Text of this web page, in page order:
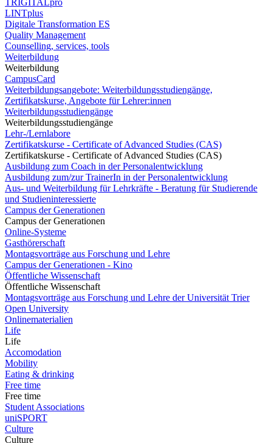
TRIGITALpro
LINTplus
Digitale Transformation ES
Quality Management
Counselling, services, tools
Weiterbildung
Weiterbildung
CampusCard
Weiterbildungsangebote: Weiterbildungsstudiengänge,
Zertifikatskurse, Angebote für Lehrer:innen
Weiterbildungsstudiengänge
Weiterbildungsstudiengänge
Lehr-/Lernlabore
Zertifikatskurse - Certificate of Advanced Studies (CAS)
Zertifikatskurse - Certificate of Advanced Studies (CAS)
Ausbildung zum Coach in der Personalentwicklung
Ausbildung zum/zur TrainerIn in der Personalentwicklung
Aus- und Weiterbildung für Lehrkräfte - Beratung für Studierende
und Studieninteressierte
Campus der Generationen
Campus der Generationen
Online-Systeme
Gasthörerschaft
Montagsvorträge aus Forschung und Lehre
Campus der Generationen - Kino
Öffentliche Wissenschaft
Öffentliche Wissenschaft
Montagsvorträge aus Forschung und Lehre der Universität Trier
Open University
Onlinematerialien
Life
Life
Accomodation
Mobility
Eating & drinking
Free time
Free time
Student Associations
uniSPORT
Culture
Culture